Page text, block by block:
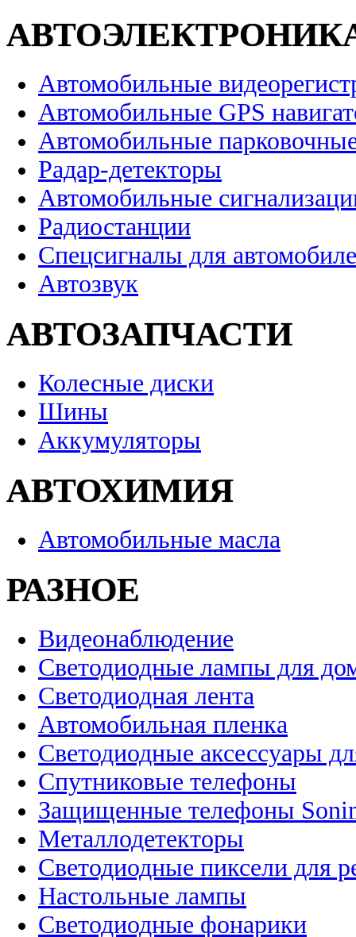
Автомобильные
Автомобильные GPS
Автомобильные
Радар-детекторы
Автомобильные
Радиостанции
Спецсигналы для
Автозвук
АВТОЗАПЧАСТИ
Колесные диски
Шины
Аккумуляторы
АВТОХИМИЯ
Автомобильные масла
РАЗНОЕ
Видеонаблюдение
Светодиодные лампы для
Светодиодная лента
Автомобильная пленка
Светодиодные аксессуары
Спутниковые телефоны
Защищенные телефоны
Металлодетекторы
Светодиодные пиксели для
Настольные лампы
Светодиодные фонарики